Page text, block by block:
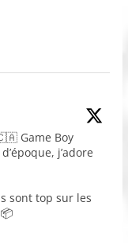
Game Boy
j’adore
sont top sur les